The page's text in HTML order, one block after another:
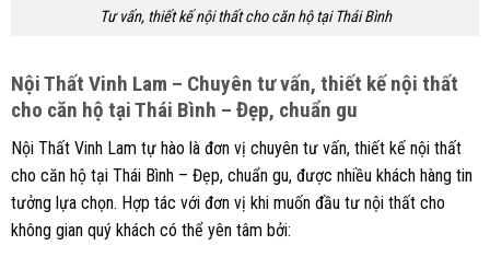
Tư vấn, thiết kế nội thất cho căn hộ tại Thái Bình
Nội Thất Vinh Lam – Chuyên tư vấn, thiết kế nội thất
cho căn hộ tại Thái Bình – Đẹp, chuẩn gu
Nội Thất Vinh Lam tự hào là đơn vị chuyên tư vấn, thiết kế nội thất
cho căn hộ tại Thái Bình – Đẹp, chuẩn gu, được nhiều khách hàng tin
tưởng lựa chọn. Hợp tác với đơn vị khi muốn đầu tư nội thất cho
không gian quý khách có thể yên tâm bởi: